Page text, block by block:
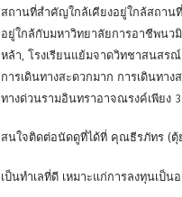
สถานที่สำคัญใกล้เคียงอยู่ใกล้สถา
อยู่ใกล้กับมหาวิทยาลัยการอาชีพนว
หล้า, โรงเรียนแย้มจาดวิทชาสนสรณ์
การเดินทางสะดวกมาก การเดินทา
ทางด่วนรามอินทราอาจณรงค์เพียง
สนใจติดต่อนัดดูที่ได้ที่ คุณธีรภัทร (ตุ้
เป็นทำเลที่ดี เหมาะแก่การลงทุนเป็น